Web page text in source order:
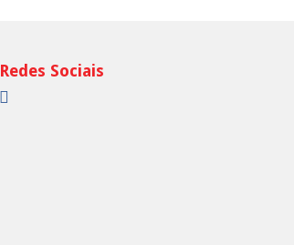
Redes Sociais